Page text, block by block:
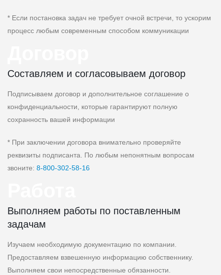
* Если постановка задач не требует очной встречи, то ускорим
процесс любым современным способом коммуникации
Составляем и согласовываем договор
Подписываем договор и дополнительное соглашение о
конфиденциальности, которые гарантируют полную
сохранность вашей информации
* При заключении договора внимательно проверяйте
реквизиты подписанта. По любым непонятным вопросам
звоните: 8‑800‑302‑58‑16
Выполняем работы по поставленным
задачам
Изучаем необходимую документацию по компании.
Предоставляем взвешенную информацию собственнику.
Выполняем свои непосредственные обязанности.